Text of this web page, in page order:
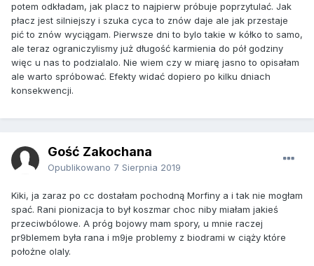
potem odkładam, jak placz to najpierw próbuje poprzytulać. Jak
płacz jest silniejszy i szuka cyca to znów daje ale jak przestaje
pić to znów wyciągam. Pierwsze dni to bylo takie w kółko to samo,
ale teraz ograniczylismy już długość karmienia do pół godziny
więc u nas to podzialalo. Nie wiem czy w miarę jasno to opisałam
ale warto spróbować. Efekty widać dopiero po kilku dniach
konsekwencji.
Gość Zakochana
Opublikowano 7 Sierpnia 2019
Kiki, ja zaraz po cc dostałam pochodną Morfiny a i tak nie mogłam
spać. Rani pionizacja to był koszmar choc niby miałam jakieś
przeciwbólowe. A próg bojowy mam spory, u mnie raczej
pr9blemem była rana i m9je problemy z biodrami w ciąży które
położne olaly.